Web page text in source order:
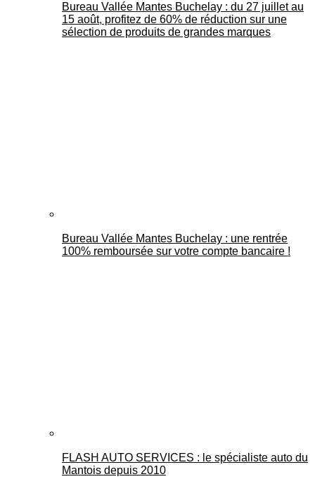
Bureau Vallée Mantes Buchelay : du 27 juillet au
15 août, profitez de 60% de réduction sur une
sélection de produits de grandes marques
Bureau Vallée Mantes Buchelay : une rentrée
100% remboursée sur votre compte bancaire !
FLASH AUTO SERVICES : le spécialiste auto du
Mantois depuis 2010